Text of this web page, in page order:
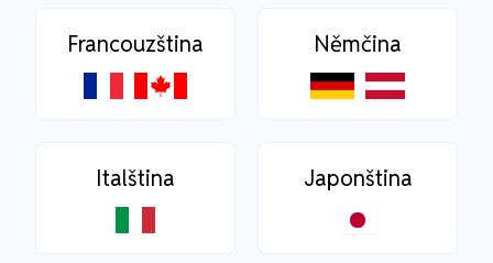
Francouzština Němčina
Italština Japonština